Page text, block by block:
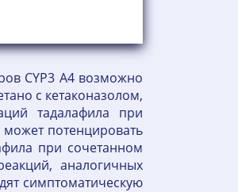
CYP3 A4 возможно
с кетаконазолом,
тадалафила при
потенцировать
при сочетанном
аналогичных
симптоматическую